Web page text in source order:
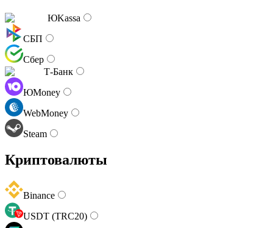
ЮKassa
СБП
Сбер
Т-Банк
ЮMoney
WebMoney
Steam
Криптовалюты
Binance
USDT (TRC20)